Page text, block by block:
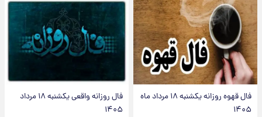
فال قهوه روزانه یکشنبه ۱۸ مرداد ماه
۱۴۰۵
فال روزانه واقعی یکشنبه ۱۸ مرداد
۱۴۰۵